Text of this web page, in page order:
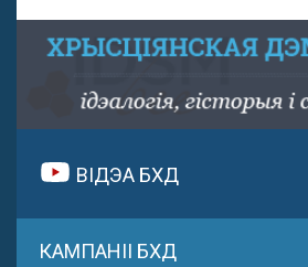
ВІДЭА БХД
КАМПАНІІ БХД